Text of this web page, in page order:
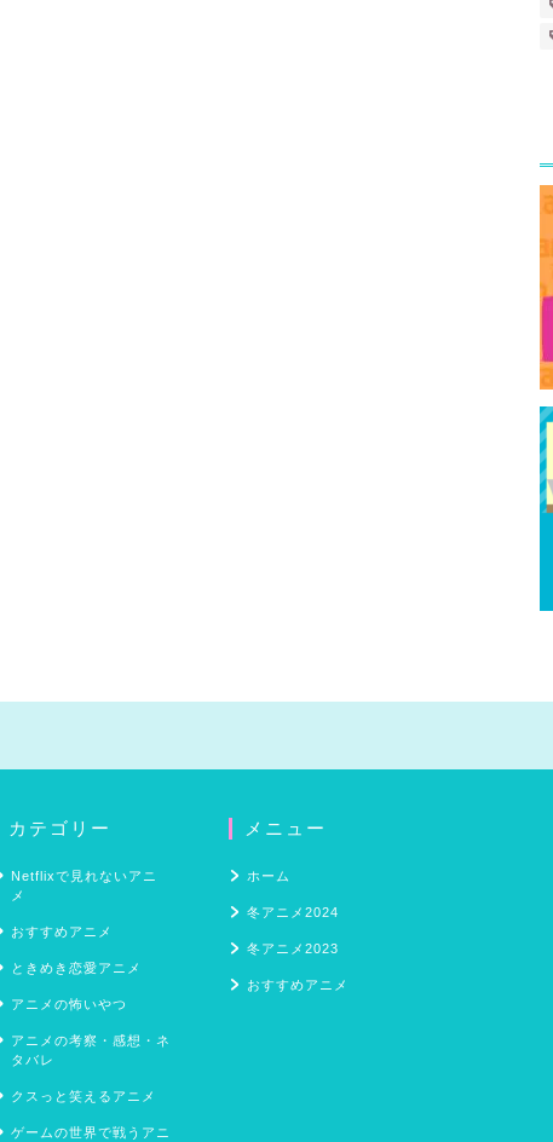
カテゴリー
Netflixで見れないアニ
メ
おすすめアニメ
ときめき恋愛アニメ
アニメの怖いやつ
アニメの考察・感想・ネ
タバレ
クスっと笑えるアニメ
ゲームの世界で戦うアニ
メニュー
ホーム
冬アニメ2024
冬アニメ2023
おすすめアニメ